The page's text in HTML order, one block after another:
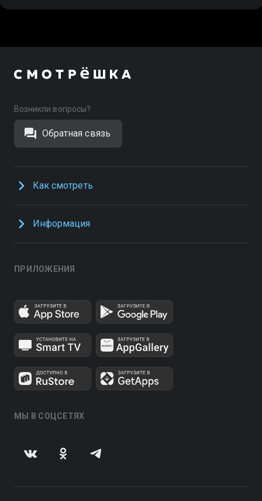
Возникли вопросы?
Обратная связь
Как смотреть
Информация
ПРИЛОЖЕНИЯ
МЫ В СОЦСЕТЯХ